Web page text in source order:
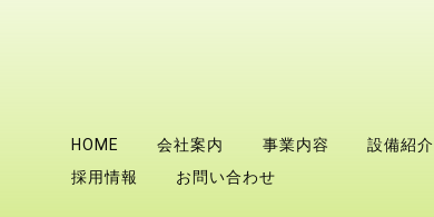
HOME 会社案内 事業内容 設備紹介
採用情報
お問い合わせ